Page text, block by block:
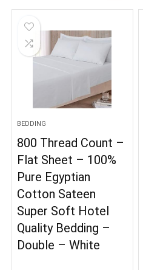
BEDDING
800 Thread Count –
Flat Sheet – 100%
Pure Egyptian
Cotton Sateen
Super Soft Hotel
Quality Bedding –
Double – White